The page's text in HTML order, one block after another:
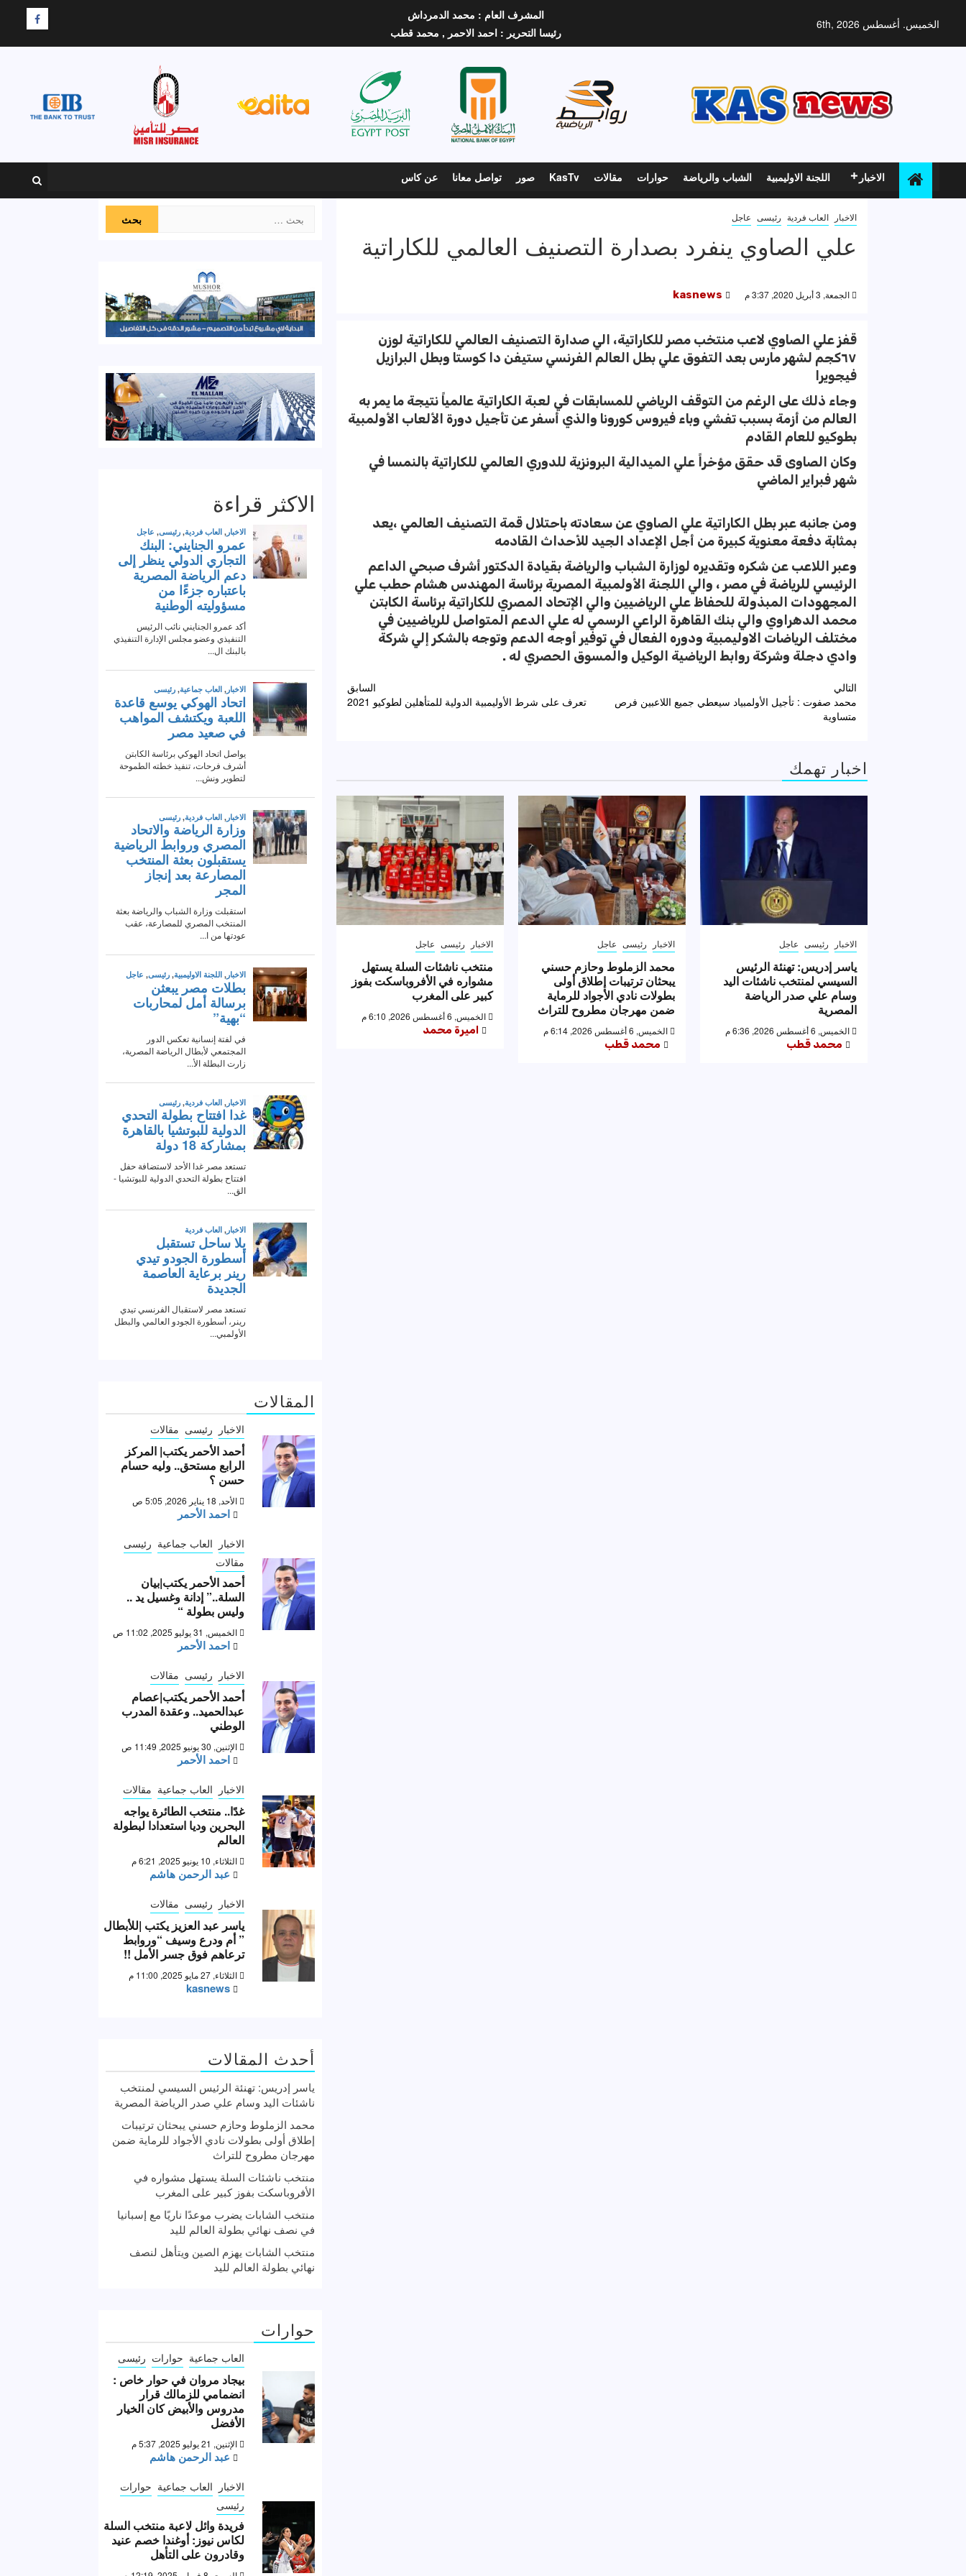
الخميس. أغسطس 6th, 2026
المشرف العام : محمد الدمرداش
رئيسا التحرير : احمد الاحمر , محمد قطب
F
الاخبار اللجنة الاوليمبية الشباب والرياضة حوارات مقالات KasTv صور تواصل معانا عن كاس
الاخبار العاب فردية رئيسى عاجل
علي الصاوي ينفرد بصدارة التصنيف العالمي للكاراتية
الجمعة, 3 أبريل 2020, 3:37 م kasnews
قفز علي الصاوي لاعب منتخب مصر للكاراتية، الي صدارة التصنيف العالمي للكاراتية لوزن
٦٧كجم لشهر مارس بعد التفوق علي بطل العالم الفرنسي ستيفن دا كوستا وبطل البرازيل
فيجويرا
وجاء ذلك على الرغم من التوقف الرياضي للمسابقات في لعبة الكاراتية عالمياً نتيجة ما يمر به
العالم من أزمة بسبب تفشي وباء فيروس كورونا والذي أسفر عن تأجيل دورة الألعاب الأولمبية
بطوكيو للعام القادم
وكان الصاوى قد حقق مؤخراً علي الميدالية البرونزية للدوري العالمي للكاراتية بالنمسا في
شهر فبراير الماضي
ومن جانبه عبر بطل الكاراتية علي الصاوي عن سعادته باحتلال قمة التصنيف العالمي ،يعد
بمثابة دفعة معنوية كبيرة من أجل الإعداد الجيد للأحداث القادمه
وعبر اللاعب عن شكره وتقديره لوزارة الشباب والرياضة بقيادة الدكتور أشرف صبحي الداعم
الرئيسي للرياضة في مصر ، والي اللجنة الأولمبية المصرية برئاسة المهندس هشام حطب علي
المجهودات المبذولة للحفاظ علي الرياضيين والي الإتحاد المصري للكاراتية برئاسة الكابتن
محمد الدهراوي والي بنك القاهرة الراعي الرسمي له علي الدعم المتواصل للرياضيين في
مختلف الرياضات الاوليمبية ودوره الفعال في توفير أوجه الدعم وتوجه بالشكر إلي شركة
وادي دجلة وشركة روابط الرياضية الوكيل والمسوق الحصري له .
تصفّح
المقالات
السابق
تعرف على شرط الأوليمبية الدولية للمتأهلين لطوكيو 2021
التالي
محمد صفوت : تأجيل الأولمبياد سيعطي جميع اللاعبين فرص
متساوية
اخبار تهمك
الاخبار رئيسى عاجل
ياسر إدريس: تهنئة الرئيس
السيسي لمنتخب ناشئات اليد
وسام علي صدر الرياضة
المصرية
الخميس, 6 أغسطس 2026, 6:36 م
محمد قطب
الاخبار رئيسى عاجل
محمد الزملوط وحازم حسني
يبحثان ترتيبات إطلاق أولى
بطولات نادي الأجواد للرماية
ضمن مهرجان مطروح للتراث
الخميس, 6 أغسطس 2026, 6:14 م
محمد قطب
الاخبار رئيسى عاجل
منتخب ناشئات السلة يستهل
مشواره في الأفروباسكت بفوز
كبير على المغرب
الخميس, 6 أغسطس 2026, 6:10 م
اميرة محمد
عن:
الاكثر قراءة
المقالات
الاخبار رئيسى مقالات
أحمد الأحمر يكتب| المركز
الرابع مستحق.. وليه حسام
حسن ؟
الأحد, 18 يناير 2026, 5:05 ص
احمد الأحمر
الاخبار العاب جماعية رئيسى
مقالات
أحمد الأحمر يكتب|بيان
السلة..” إدانة وغسيل يد ..
وليس بطولة “
الخميس, 31 يوليو 2025, 11:02 ص
احمد الأحمر
الاخبار رئيسى مقالات
أحمد الأحمر يكتب|عصام
عبدالحميد.. وعقدة المدرب
الوطني
الإثنين, 30 يونيو 2025, 11:49 ص
احمد الأحمر
الاخبار العاب جماعية مقالات
غدًا.. منتخب الطائرة يواجه
البحرين وديا استعدادا لبطولة
العالم
الثلاثاء, 10 يونيو 2025, 6:21 م
عبد الرحمن هاشم
الاخبار رئيسى مقالات
ياسر عبد العزيز يكتب |للأبطال
” أم ودرع وسيف “وروابط
ترعاهم فوق جسر الأمل !!
الثلاثاء, 27 مايو 2025, 11:00 م
kasnews
أحدث المقالات
ياسر إدريس: تهنئة الرئيس السيسي لمنتخب
ناشئات اليد وسام علي صدر الرياضة المصرية
محمد الزملوط وحازم حسني يبحثان ترتيبات
إطلاق أولى بطولات نادي الأجواد للرماية ضمن
مهرجان مطروح للتراث
منتخب ناشئات السلة يستهل مشواره في
الأفروباسكت بفوز كبير على المغرب
منتخب الشابات يضرب موعدًا ناريًا مع إسبانيا
في نصف نهائي بطولة العالم لليد
منتخب الشابات يهزم الصين ويتأهل لنصف
نهائي بطولة العالم لليد
حوارات
العاب جماعية حوارات رئيسى
بيجاد مروان في حوار خاص :
انضمامي للزمالك قرار
مدروس والأبيض كان الخيار
الأفضل
الإثنين, 21 يوليو 2025, 5:37 م
عبد الرحمن هاشم
الاخبار العاب جماعية حوارات
رئيسى
فريدة وائل لاعبة منتخب السلة
لكاس نيوز: أوغندا خصم عنيد
وقادرون على التأهل